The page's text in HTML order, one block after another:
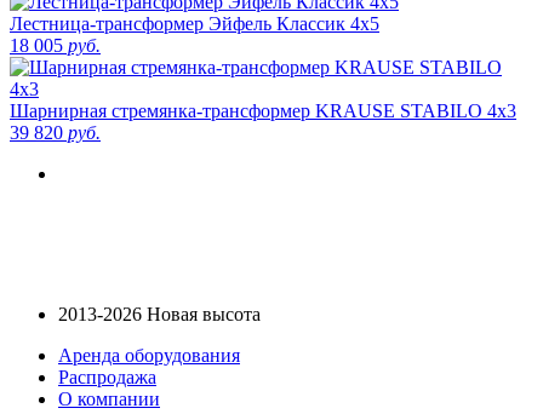
Лестница-трансформер Эйфель Классик 4x5
18 005 руб.
Шарнирная стремянка-трансформер KRAUSE STABILO 4х3
39 820 руб.
2013-2026 Новая высота
Аренда оборудования
Распродажа
О компании